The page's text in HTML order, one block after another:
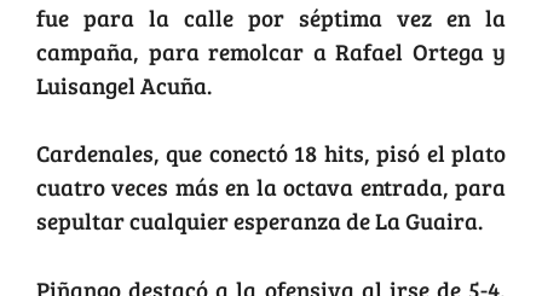
fue para la calle por séptima vez en la
campaña, para remolcar a Rafael Ortega y
Luisangel Acuña.
Cardenales, que conectó 18 hits, pisó el plato
cuatro veces más en la octava entrada, para
sepultar cualquier esperanza de La Guaira.
Piñango destacó a la ofensiva al irse de 5-4,